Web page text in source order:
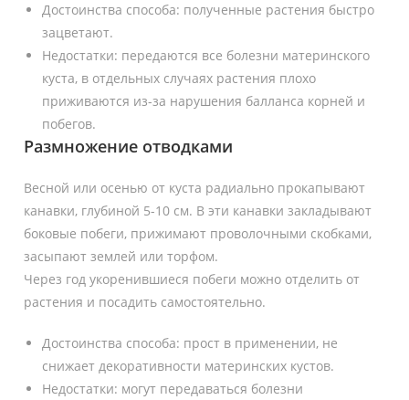
Достоинства способа: полученные растения быстро
зацветают.
Недостатки: передаются все болезни материнского
куста, в отдельных случаях растения плохо
приживаются из-за нарушения балланса корней и
побегов.
Размножение отводками
Весной или осенью от куста радиально прокапывают
канавки, глубиной 5-10 см. В эти канавки закладывают
боковые побеги, прижимают проволочными скобками,
засыпают землей или торфом.
Через год укоренившиеся побеги можно отделить от
растения и посадить самостоятельно.
Достоинства способа: прост в применении, не
снижает декоративности материнских кустов.
Недостатки: могут передаваться болезни